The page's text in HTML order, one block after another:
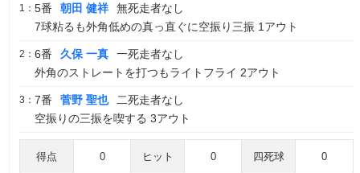
1： 5番 朝田 健祥
無死走者なし
7球粘るも外角低めの真っ直ぐに空振り三振 1アウト
2： 6番 久保 一真
一死走者なし
外角のストレートを打つもライトフライ 2アウト
3： 7番 菅野 聖也
二死走者なし
空振りの三振を喫する 3アウト
得点 0 ヒット 0 四死球 0